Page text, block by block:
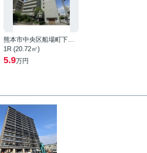
熊本市中央区船場町下１丁目
1R (20.72㎡)
5.9万円